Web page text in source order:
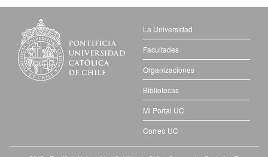
La Universidad
Facultades
Organizaciones
Bibliotecas
Mi Portal UC
Correo UC